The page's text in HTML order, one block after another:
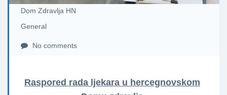
Dom Zdravlja HN
General
No comments
Raspored rada ljekara u hercegnovskom